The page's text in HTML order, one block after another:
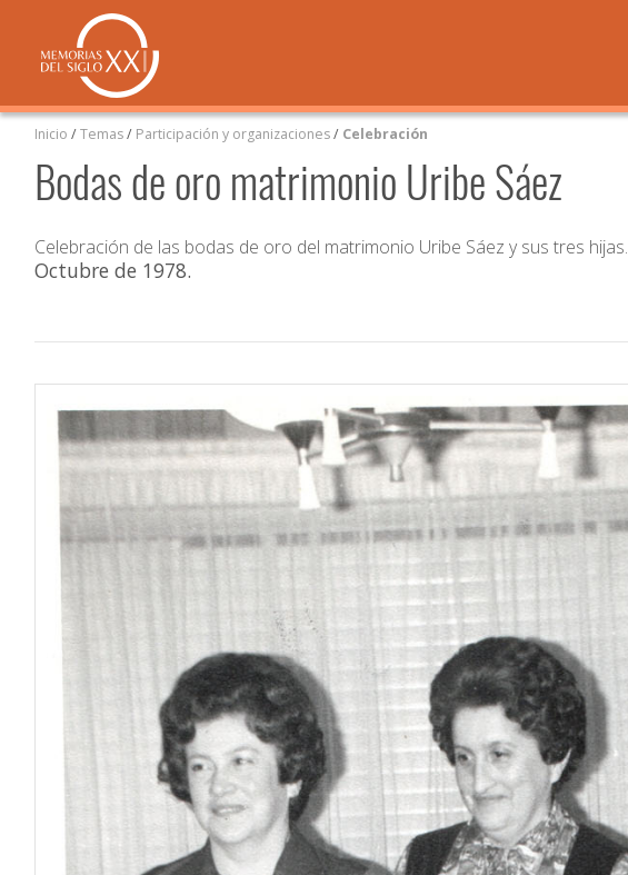
Inicio /Temas/ Participación y organizaciones/ Celebración
Bodas de oro matrimonio Uribe Sáez
Celebración de las bodas de oro del matrimonio Uribe Sáez y sus tres hijas.
Octubre de 1978.